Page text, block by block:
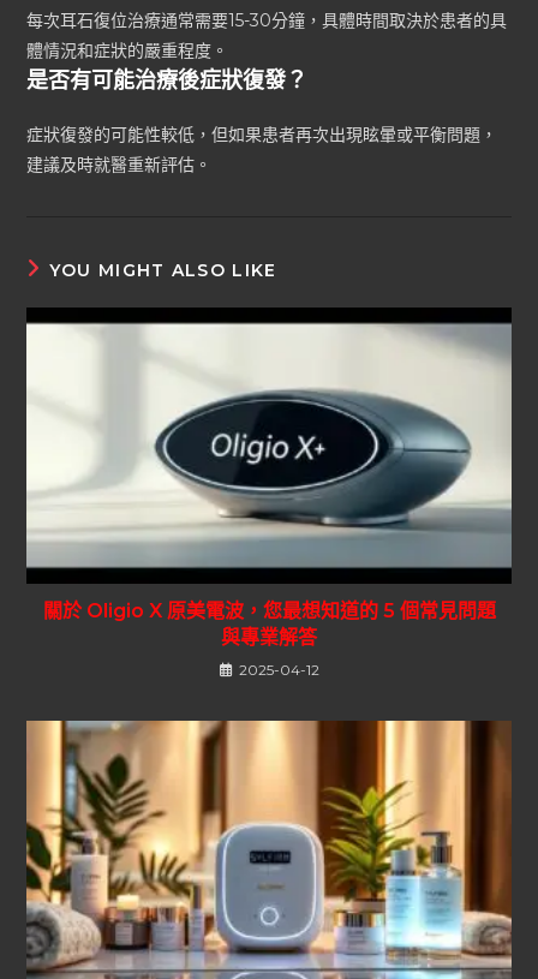
每次耳石復位治療通常需要15-30分鐘，具體時間取決於患者的具
體情況和症狀的嚴重程度。
是否有可能治療後症狀復發？
症狀復發的可能性較低，但如果患者再次出現眩暈或平衡問題，
建議及時就醫重新評估。
YOU MIGHT ALSO LIKE
關於 Oligio X 原美電波，您最想知道的 5 個常見問題
與專業解答
2025-04-12